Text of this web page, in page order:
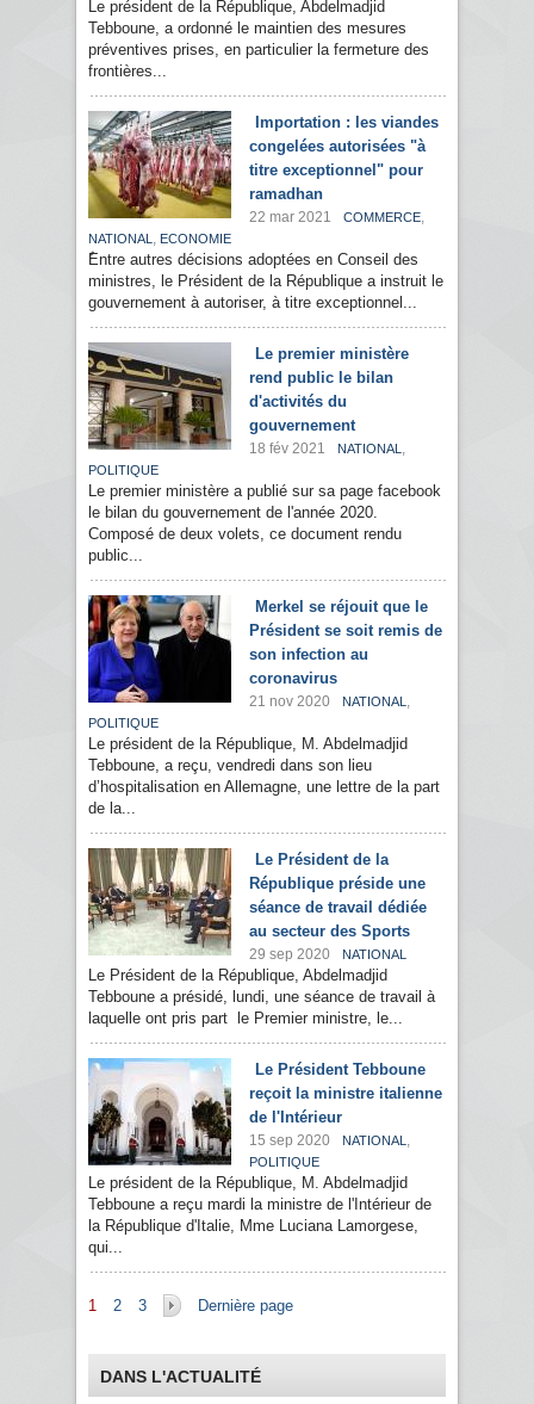
Le président de la République, Abdelmadjid
Tebboune, a ordonné le maintien des mesures
préventives prises, en particulier la fermeture des
frontières...
Importation : les viandes
congelées autorisées "à
titre exceptionnel" pour
ramadhan
22 mar 2021 COMMERCE,
NATIONAL , ECONOMIE
ُEntre autres décisions adoptées en Conseil des
ministres, le Président de la République a instruit le
gouvernement à autoriser, à titre exceptionnel...
Le premier ministère
rend public le bilan
d'activités du
gouvernement
18 fév 2021 NATIONAL ,
POLITIQUE
Le premier ministère a publié sur sa page facebook
le bilan du gouvernement de l'année 2020.
Composé de deux volets, ce document rendu
public...
Merkel se réjouit que le
Président se soit remis de
son infection au
coronavirus
21 nov 2020 NATIONAL ,
POLITIQUE
Le président de la République, M. Abdelmadjid
Tebboune, a reçu, vendredi dans son lieu
d’hospitalisation en Allemagne, une lettre de la part
de la...
Le Président de la
République préside une
séance de travail dédiée
au secteur des Sports
29 sep 2020 NATIONAL
Le Président de la République, Abdelmadjid
Tebboune a présidé, lundi, une séance de travail à
laquelle ont pris part le Premier ministre, le...
Le Président Tebboune
reçoit la ministre italienne
de l'Intérieur
15 sep 2020 NATIONAL ,
POLITIQUE
Le président de la République, M. Abdelmadjid
Tebboune a reçu mardi la ministre de l'Intérieur de
la République d'Italie, Mme Luciana Lamorgese,
qui...
Pages
1 2 3 Dernière page
DANS L'ACTUALITÉ